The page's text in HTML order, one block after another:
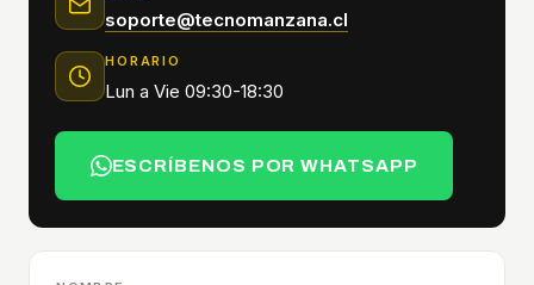
soporte@tecnomanzana.cl
HORARIO
Lun a Vie 09:30-18:30
ESCRÍBENOS POR WHATSAPP